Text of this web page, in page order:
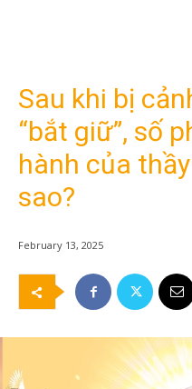
Sau khi bị
“bắt giữ”, số
hành của
sao?
February 13, 2025